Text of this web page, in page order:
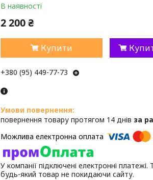
В наявності
2 200 ₴
Купити
+380 (95) 449-77-73
повернення товару протягом 14 днів за
У компанії підключені електронні
будь-який товар не покидаючи сайту.